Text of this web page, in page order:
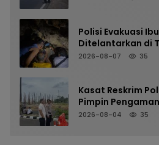
Polisi Evakuasi
Ditelantarkan di
dari Dalam Goa
2026-08-07 35
Kasat Reskrim
Pimpin
Perkuat
2026-08-04 35